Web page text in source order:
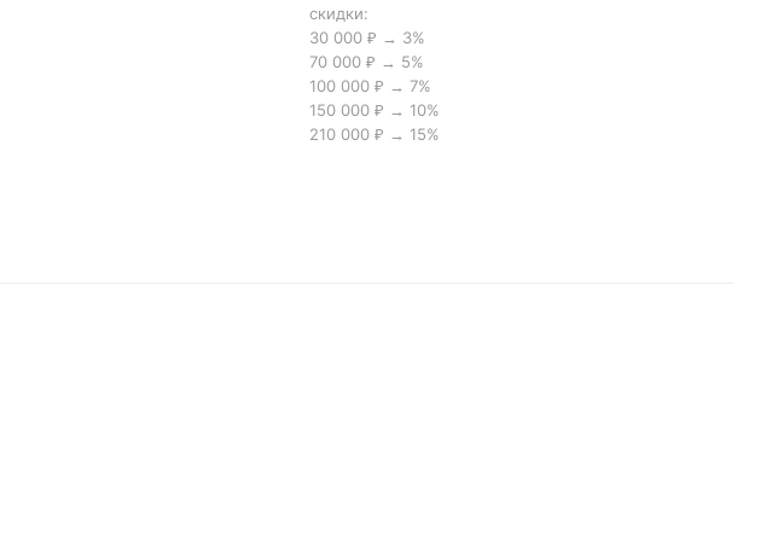
скидки:
30 000 ₽ → 3%
70 000 ₽ → 5%
100 000 ₽ → 7%
150 000 ₽ → 10%
210 000 ₽ → 15%